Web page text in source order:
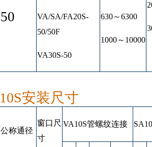
50
VA/SA/FA20S-
50/50F
VA30S-50
630～6300
1000～10000
10S安装尺寸
公称通径
窗口尺
寸
VA10S管螺纹连接